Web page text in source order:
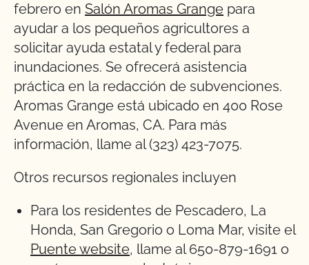
febrero en Salón Aromas Grange para
ayudar a los pequeños agricultores a
solicitar ayuda estatal y federal para
inundaciones. Se ofrecerá asistencia
práctica en la redacción de subvenciones.
Aromas Grange está ubicado en 400 Rose
Avenue en Aromas, CA. Para más
información, llame al (323) 423-7075.
Otros recursos regionales incluyen
Para los residentes de Pescadero, La
Honda, San Gregorio o Loma Mar, visite el
Puente website, llame al 650-879-1691 o